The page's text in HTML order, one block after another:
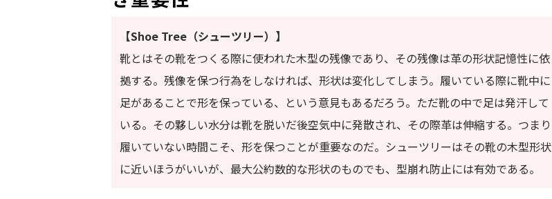
【Shoe Tree（シューツリー）】
靴とはその靴をつくる際に使われた木型の残像であり、その残像は革の形状記憶性に依
拠する。残像を保つ行為をしなければ、形状は変化してしまう。履いている際に靴中に
足があることで形を保っている、という意見もあるだろう。ただ靴の中で足は発汗して
いる。その夥しい水分は靴を脱いだ後空気中に発散され、その際革は伸縮する。つまり
履いていない時間こそ、形を保つことが重要なのだ。シューツリーはその靴の木型形状
に近いほうがいいが、最大公約数的な形状のものでも、型崩れ防止には有効である。